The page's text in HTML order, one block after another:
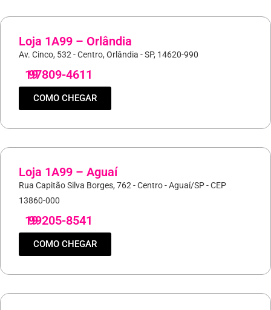
Loja 1A99 – Orlândia
Av. Cinco, 532 - Centro, Orlândia - SP, 14620-990
19
97809-4611
COMO CHEGAR
Loja 1A99 – Aguaí
Rua Capitão Silva Borges, 762 - Centro - Aguaí/SP - CEP
13860-000
19
99205-8541
COMO CHEGAR